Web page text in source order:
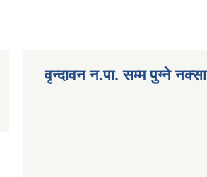
वृन्दावन न.पा. सम्म पुग्ने नक्सा